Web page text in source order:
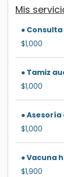
Mis
●
$1,000
● Tamiz
$1,000
●
$1,000
● Vacuna
$1,900